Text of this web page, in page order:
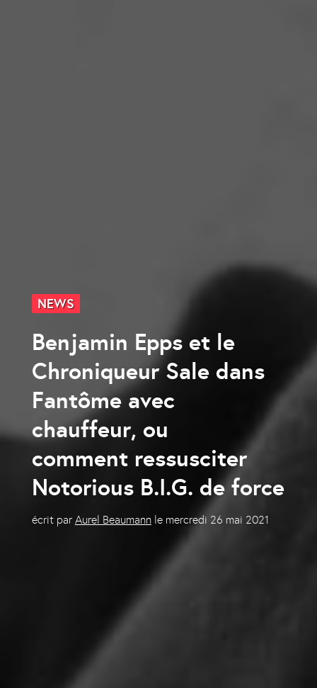
NEWS
Benjamin Epps et le
Chroniqueur Sale dans
Fantôme avec
chauffeur, ou
comment ressusciter
Notorious B.I.G. de force
écrit par Aurel Beaumann le mercredi 26 mai 2021